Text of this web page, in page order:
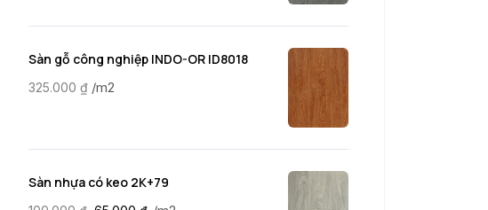
Sàn gỗ công nghiệp INDO-OR ID8018
325.000 ₫ /m2
Sàn nhựa có keo 2K+79